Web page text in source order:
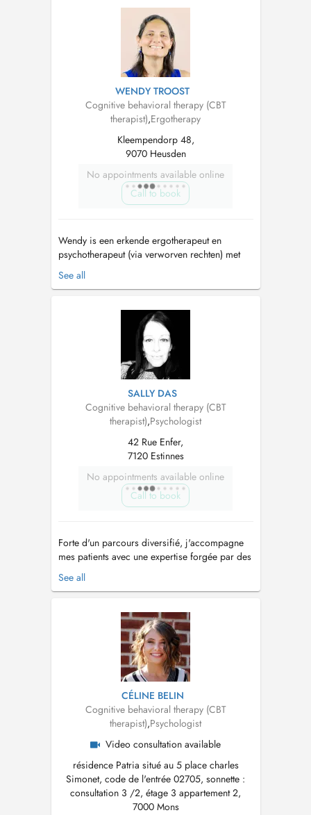
chemin de votre mieux-être et avancer vers ce
qui est important pour vous dans cette...
WENDY TROOST
Cognitive behavioral therapy (CBT
therapist),Ergotherapy
Kleempendorp 48,
9070 Heusden
No appointments available online
Call to book
Wendy is een erkende ergotherapeut en
psychotherapeut (via verworven rechten) met
meer dan 20 jaar ervaring in het begeleiden
van kinderen, jongeren, gezinnen en
Centrum voor Ambulante Revalidatie CAR 't
Vlot in Beveren, waar ze uitgebreide expertise
See all
SALLY DAS
Cognitive behavioral therapy (CBT
therapist),Psychologist
42 Rue Enfer,
7120 Estinnes
No appointments available online
Call to book
Forte d'un parcours diversifié, j'accompagne
mes patients avec une expertise forgée par des
années de pratique. Cette expérience me
permet de vous proposer un cadre
problématiques psychologiques, qu'il s'agisse
de difficultés passagères, de souffrances
See all
CÉLINE BELIN
Cognitive behavioral therapy (CBT
therapist),Psychologist
Video consultation available
résidence Patria situé au 5 place charles
Simonet, code de l'entrée 02705, sonnette :
consultation 3 /2, étage 3 appartement 2,
7000 Mons